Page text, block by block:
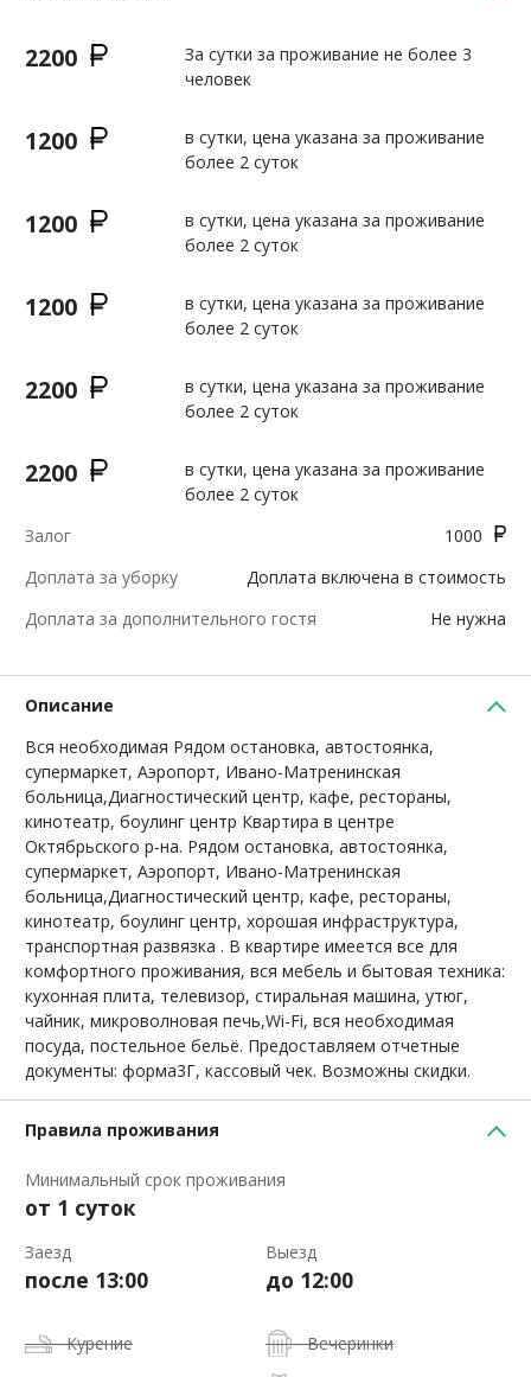
2200
За сутки за проживание не более 3
человек
1200
в сутки, цена указана за проживание
более 2 суток
1200
в сутки, цена указана за проживание
более 2 суток
1200
в сутки, цена указана за проживание
более 2 суток
2200
в сутки, цена указана за проживание
более 2 суток
2200
в сутки, цена указана за проживание
более 2 суток
Залог
1000
Доплата за уборку
Доплата включена в стоимость
Доплата за дополнительного гостя
Не нужна
Описание
Вся необходимая Рядом остановка, автостоянка,
супермаркет, Аэропорт, Ивано-Матренинская
больница,Диагностический центр, кафе, рестораны,
кинотеатр, боулинг центр Квартира в центре
Октябрьского р-на. Рядом остановка, автостоянка,
супермаркет, Аэропорт, Ивано-Матренинская
больница,Диагностический центр, кафе, рестораны,
кинотеатр, боулинг центр, хорошая инфраструктура,
транспортная развязка . В квартире имеется все для
комфортного проживания, вся мебель и бытовая техника:
кухонная плита, телевизор, стиральная машина, утюг,
чайник, микроволновая печь,Wi-Fi, вся необходимая
посуда, постельное бельё. Предоставляем отчетные
документы: форма3Г, кассовый чек. Возможны скидки.
Правила проживания
Минимальный срок проживания
от 1 суток
Заезд
после 13:00
Выезд
до 12:00
Курение
Вечеринки